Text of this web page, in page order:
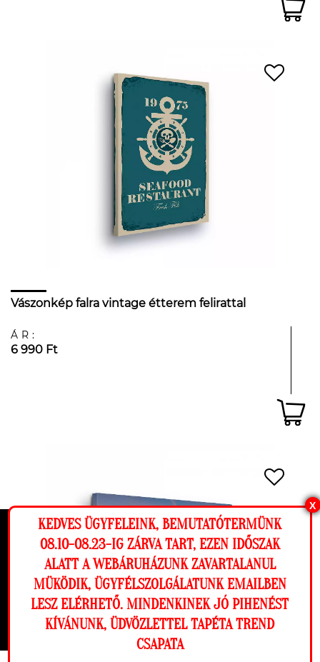
Ez a weboldal cookie-kat használ, hogy a
lehető legjobb élményt nyújtsa honlapunkon.
Beállítások
Elutasítom Engedélyezem
Vászonkép falra vintage étterem felirattal
ÁR:
6 990 Ft
X
KEDVES ÜGYFELEINK, BEMUTATÓTERMÜNK
08.10-08.23-IG ZÁRVA TART, EZEN IDŐSZAK
ALATT A WEBÁRUHÁZUNK ZAVARTALANUL
MÜKÖDIK, ÜGYFÉLSZOLGÁLATUNK EMAILBEN
LESZ ELÉRHETŐ. MINDENKINEK JÓ PIHENÉST
KÍVÁNUNK, ÜDVÖZLETTEL TAPÉTA TREND
CSAPATA